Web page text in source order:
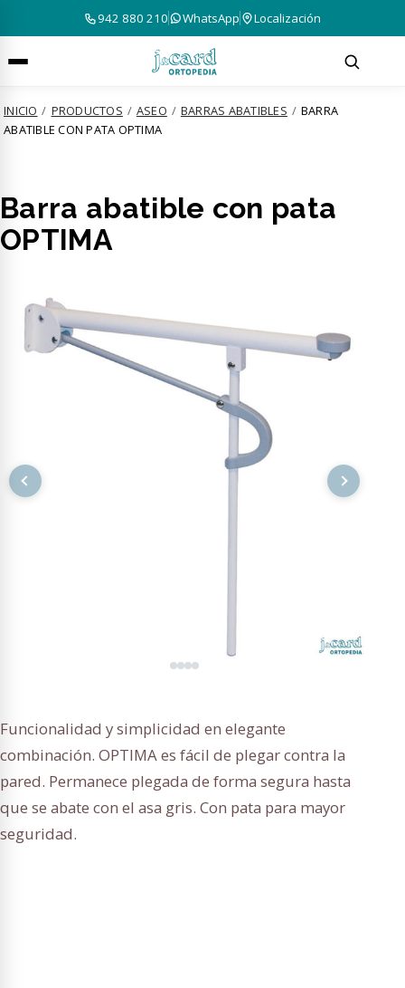
942 880 210 WhatsApp Localización
INICIO / PRODUCTOS / ASEO / BARRAS ABATIBLES / BARRA
ABATIBLE CON PATA OPTIMA
Barra abatible con pata
OPTIMA
Funcionalidad y simplicidad en elegante
combinación. OPTIMA es fácil de plegar contra la
pared. Permanece plegada de forma segura hasta
que se abate con el asa gris. Con pata para mayor
seguridad.